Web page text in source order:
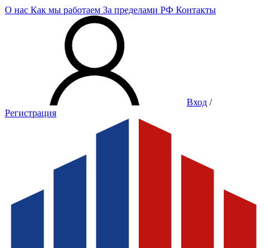
О нас Как мы работаем За пределами РФ Контакты
Вход /
Регистрация